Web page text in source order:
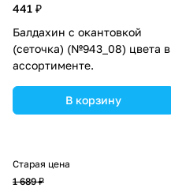
441 ₽
Балдахин с окантовкой
(сеточка) (№943_08) цвета в
ассортименте.
В корзину
Старая цена
1 689 ₽